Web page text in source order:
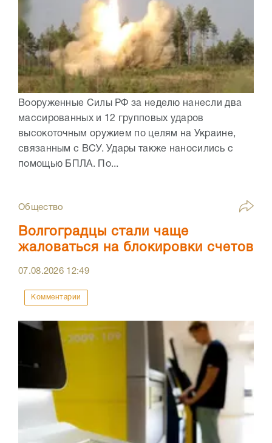
Вооруженные Силы РФ за неделю нанесли два
массированных и 12 групповых ударов
высокоточным оружием по целям на Украине,
связанным с ВСУ. Удары также наносились с
помощью БПЛА. По...
Общество
Волгоградцы стали чаще
жаловаться на блокировки счетов
07.08.2026 12:49
Комментарии